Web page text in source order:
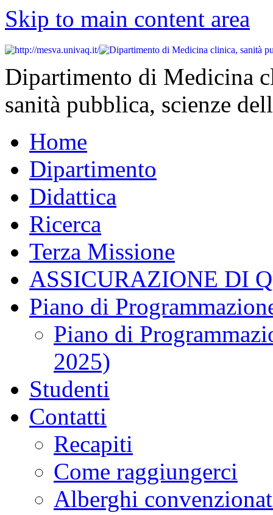
Skip to main content area
Dipartimento di Medicina
sanità pubblica, scienze
Home
Dipartimento
Didattica
Ricerca
Terza Missione
ASSICURAZIONE DI
Piano di
Piano di
2025)
Studenti
Contatti
Recapiti
Come raggiungerci
Alberghi